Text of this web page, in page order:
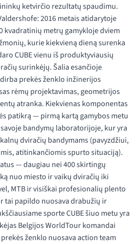
ketvirčio rezultatų spaudimu.
2016 metais atidarytoje
kvadratinių metrų gamykloje dviem
kurie kiekvieną dieną surenka
CUBE vienu iš produktyviausių
surinkėjų. Šalia esančioje
prekės ženklo inžinerijos
rėmų projektavimas, geometrijos
atranka. Kiekvienas komponentas
patikrą — pirmą kartą gamybos metu
bandymų laboratorijoje, kur yra
dviračių bandymams (pavyzdžiui,
atitinkančiomis spurto situaciją).
— daugiau nei 400 skirtingų
nuo miesto ir vaikų dviračių iki
MTB ir visiškai profesionalių plento
tai papildo nuosava drabužių ir
sporte CUBE šiuo metu yra
Belgijos WorldTour komandai
prekės ženklo nuosava action team